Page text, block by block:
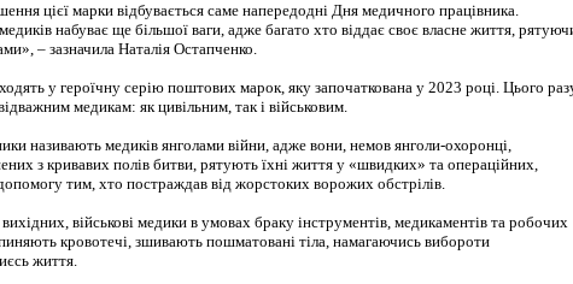
цієї марки відбувається саме напередодні Дня медичного працівника.
набуває ще більшої ваги, адже багато хто віддає своє власне життя,
– зазначила Наталія Остапченко.
у героїчну серію поштових марок, яку започаткована у 2023 році. Цього
медикам: як цивільним, так і військовим.
називають медиків янголами війни, адже вони, немов янголи-охоронці,
з кривавих полів битви, рятують їхні життя у «швидких» та операційних,
тим, хто постраждав від жорстоких ворожих обстрілів.
військові медики в умовах браку інструментів, медикаментів та робочих
кровотечі, зшивають пошматовані тіла, намагаючись вибороти
життя.